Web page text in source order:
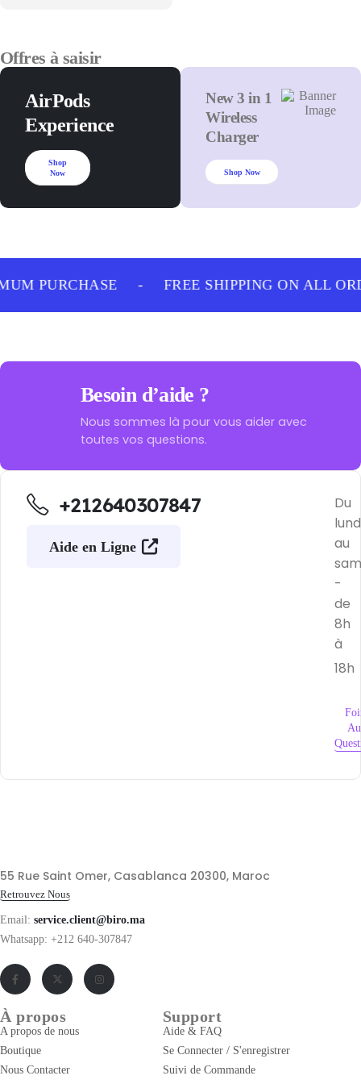
Offres à saisir
AirPods
Experience
Shop
Now
New 3 in 1
Wireless
Charger
Shop Now
PURCHASE - FREE SHIPPING ON ALL
Besoin d’aide ?
Nous sommes là pour vous aider avec
toutes vos questions.
+212640307847
Aide en Ligne
Du
au
-
de
8h
à
18h
55 Rue Saint Omer, Casablanca 20300, Maroc
Retrouvez Nous
Email: service.client@biro.ma
Whatsapp: +212 640-307847
À propos
A propos de nous
Boutique
Nous Contacter
Support
Aide & FAQ
Se Connecter / S'enregistrer
Suivi de Commande